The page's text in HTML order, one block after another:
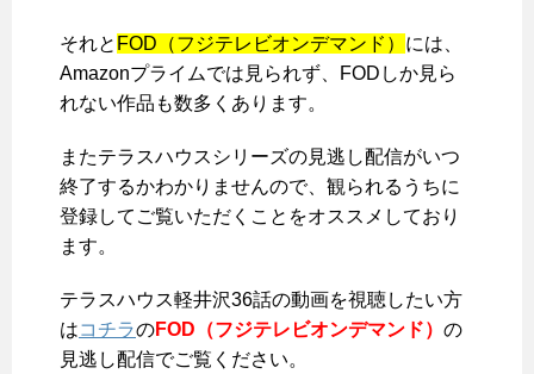
それと FOD（フジテレビオンデマンド） には、
Amazonプライムでは見られず、FODしか見ら
れない作品も数多くあります。
またテラスハウスシリーズの見逃し配信がいつ
終了するかわかりませんので、観られるうちに
登録してご覧いただくことをオススメしており
ます。
テラスハウス軽井沢36話の動画を視聴したい方
はコチラのFOD（フジテレビオンデマンド） の
見逃し配信でご覧ください。